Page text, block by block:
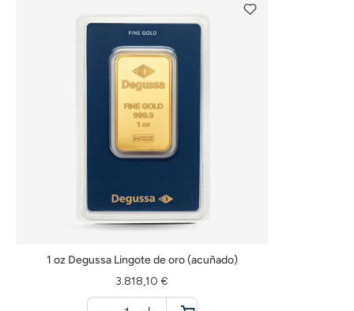
1 oz Degussa Lingote de oro (acuñado)
3.818,10 €